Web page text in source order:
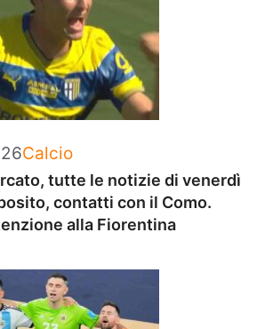
Categorie
Calcio
tutte le notizie di venerdì
contatti con il Como.
alla Fiorentina